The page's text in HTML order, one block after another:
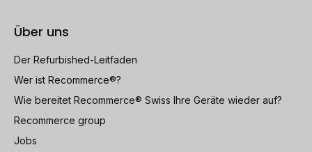
Über uns
Der Refurbished-Leitfaden
Wer ist Recommerce®?
Wie bereitet Recommerce® Swiss Ihre Geräte wieder auf?
Recommerce group
Jobs